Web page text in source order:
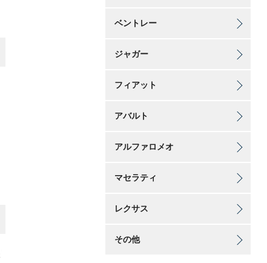
ベントレー
ジャガー
フィアット
アバルト
アルファロメオ
マセラティ
レクサス
その他